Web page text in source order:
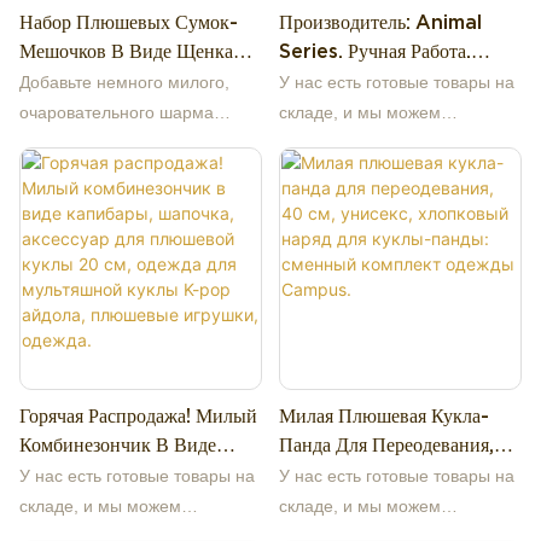
она передает самое милое и
очаровательное выражение
лица. На ней крошечная
белая футболка с надписью
крупными красными буквами
и подходящие красные
шорты, что делает ее
идеальным символом любви к
фандому.
щечками и небольшой
вышитой нашивкой в ​​виде
медведя, и розовая толстовка
с капюшоном в виде свинки с
вишенкой сверху и вышитой
нашивкой в ​​виде кекса. Оба
наряда изготовлены из
ультрамягкой, приятной на
ощупь плюшевой ткани, что
вашей куклы.
Набор Плюшевых Сумок-
Мешочков В Виде Щенка
«Вафля», 18 См, Мягкая
Сумка С Наполнителем,
И Палочек Для Печенья,
Милый Набор Для Хранения
Продуктов В Стиле Каваи.
Добавьте немного милого,
очаровательного шарма
сумке с нашим набором
плюшевых мешочков в форме
вафельницы размером 18 см!
Этот очаровательный набор
включает в себя плюшевый
мешочек в форме
вафельного рожка,
украшенный милой
мордочкой щенка с висячими
коричневыми ушками, и
съемный брелок в виде
вишенки. В комплект также
Производитель: Animal
Series. Ручная Работа.
Плюшевая Кукла 20 См.
Одежда Для Куклы Из
Куклы. Плюшевая Игрушка.
У нас есть готовые товары на
складе, и мы можем
образцы. Наша компания
специализируется на
высококачественных
плюшевых игрушках,
оригинальном дизайне,
более 13 лет работы на
заводе. Поддерживаем
изготовление образцов по
индивидуальным
изображениям, добро
Горячая Распродажа! Милый
Комбинезончик В Виде
Капибары, Шапочка,
Аксессуар Для Плюшевой
У нас есть готовые товары на
складе, и мы можем
предоставить недорогие
Милая Плюшевая Кукла-
Панда Для Переодевания,
40 См, Унисекс, Хлопковый
Наряд Для Куклы-Панды:
У нас есть готовые товары на
складе, и мы можем
предоставить недорогие